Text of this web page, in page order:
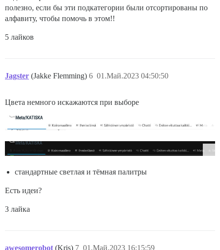
полезно, если бы эти подкатегории были отсортированы по
алфавиту, чтобы помочь в этом!!
5 лайков
Jagster (Jakke Flemming) 01.Май.2023 04:50:50
6
Цвета немного искажаются при выборе
стандартные светлая и тёмная палитры
Есть идеи?
3 лайка
awesomerobot (Kris) 01.Май.2023 16:15:59
7